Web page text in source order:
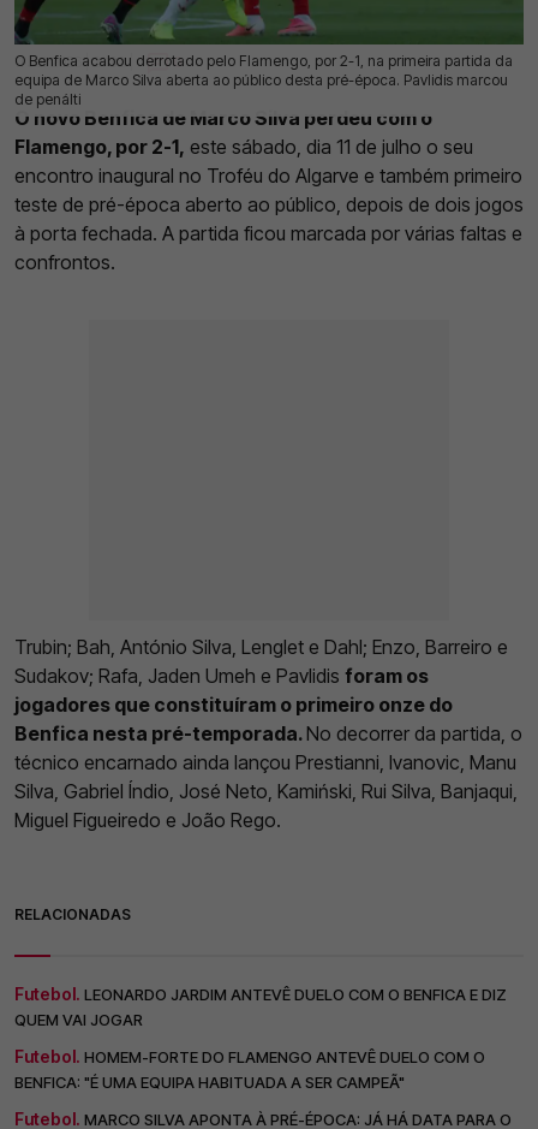
O Benfica acabou derrotado pelo Flamengo, por 2-1, na primeira partida da
equipa de Marco Silva aberta ao público desta pré-época. Pavlidis marcou
de penálti
11 Jul 2026 | 21:32 | 0
O novo Benfica de Marco Silva perdeu com o
Flamengo, por 2-1, este sábado, dia 11 de julho o seu
encontro inaugural no Troféu do Algarve e também primeiro
teste de pré-época aberto ao público, depois de dois jogos
à porta fechada. A partida ficou marcada por várias faltas e
confrontos.
Trubin; Bah, António Silva, Lenglet e Dahl; Enzo, Barreiro e
Sudakov; Rafa, Jaden Umeh e Pavlidis foram os
jogadores que constituíram o primeiro onze do
Benfica nesta pré-temporada.No decorrer da partida, o
técnico encarnado ainda lançou Prestianni, Ivanovic, Manu
Silva, Gabriel Índio, José Neto, Kamiński, Rui Silva, Banjaqui,
Miguel Figueiredo e João Rego.
RELACIONADAS
Futebol. LEONARDO JARDIM ANTEVÊ DUELO COM O BENFICA E DIZ
QUEM VAI JOGAR
Futebol. HOMEM-FORTE DO FLAMENGO ANTEVÊ DUELO COM O
BENFICA: "É UMA EQUIPA HABITUADA A SER CAMPEÃ"
Futebol. MARCO SILVA APONTA À PRÉ-ÉPOCA: JÁ HÁ DATA PARA O